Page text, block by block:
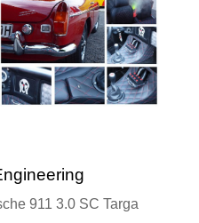
911 3.0 SC Targa